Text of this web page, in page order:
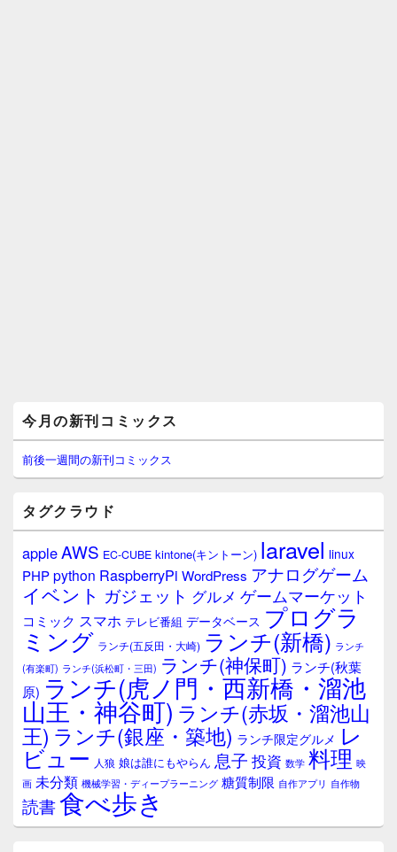
イ
ン
サ
イ
ウ
ィ
ジ
ェ
ア
今月の新刊コミックス
前後一週間の新刊コミックス
タグクラウド
appleAWS EC-CUBE kintone(キントーン) laravel linux
PHPpython RaspberryPi WordPress アナログゲーム
イベント ガジェット グルメ ゲームマーケット
コミック スマホ テレビ番組 データベース プログラ
ミング ランチ(五反田・大崎) ランチ(新橋) ランチ
(有楽町) ランチ(浜松町・三田) ランチ(神保町) ランチ(秋葉
原) ランチ(虎ノ門・西新橋・溜池
山王・神谷町) ランチ(赤坂・溜池山
王) ランチ(銀座・築地) ランチ限定グルメ レ
ビュー 人狼 娘は誰にもやらん 息子 投資 数学 料理 映
画 未分類 機械学習・ディープラーニング 糖質制限 自作アプリ 自作物
読書食べ歩き